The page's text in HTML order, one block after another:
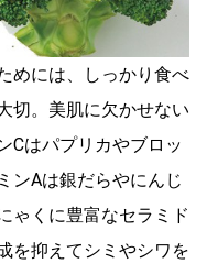
めには、しっかり食べ
切。美肌に欠かせない
Cはパプリカやブロッ
ンAは銀だらやにんじ
ゃくに豊富なセラミド
を抑えてシミやシワを